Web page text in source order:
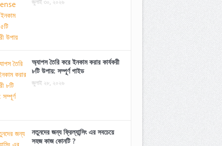
অ্যাপস তৈরি করে ইনকাম করার কার্যকরী
৮টি উপায়: সম্পূর্ণ গাইড
জুলাই ২৮, ২০২৬
নতুনদের জন্য ফ্রিল্যান্সিং এর সবচেয়ে
সহজ কাজ কোনটি ?